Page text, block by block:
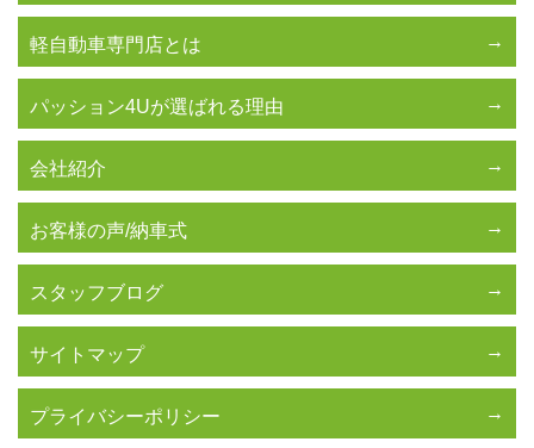
軽自動車専門店とは
パッション4Uが選ばれる理由
会社紹介
お客様の声/納車式
スタッフブログ
サイトマップ
プライバシーポリシー